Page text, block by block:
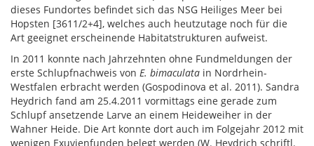
dieses Fundortes befindet sich das NSG Heiliges Meer bei
Hopsten [3611/2+4], welches auch heutzutage noch für die
Art geeignet erscheinende Habitatstrukturen aufweist.
In 2011 konnte nach Jahrzehnten ohne Fundmeldungen der
erste Schlupfnachweis von E. bimaculata in Nordrhein-
Westfalen erbracht werden (Gospodinova et al. 2011). Sandra
Heydrich fand am 25.4.2011 vormittags eine gerade zum
Schlupf ansetzende Larve an einem Heideweiher in der
Wahner Heide. Die Art konnte dort auch im Folgejahr 2012 mit
wenigen Exuvienfunden belegt werden (W. Heydrich schriftl.